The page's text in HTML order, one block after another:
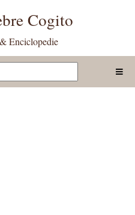
Cogito
Enciclopedie